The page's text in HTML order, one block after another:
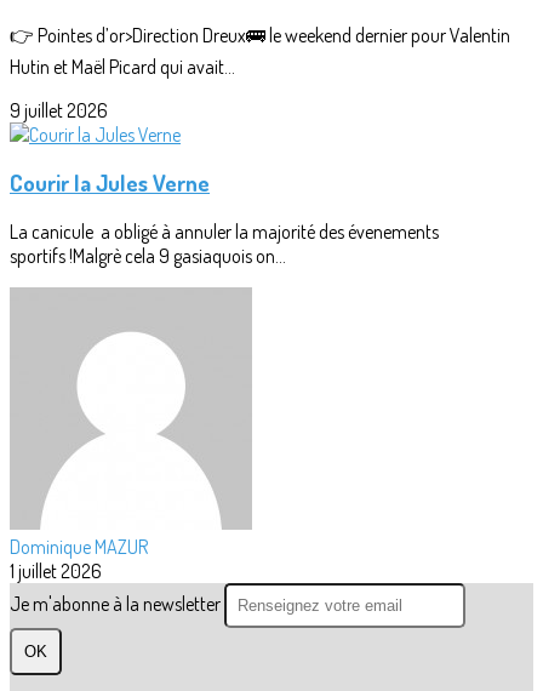
👉 Pointes d’or>Direction Dreux🚌 le weekend dernier pour Valentin
Hutin et Maël Picard qui avait...
9 juillet 2026
Courir la Jules Verne
La canicule a obligé à annuler la majorité des évenements
sportifs !Malgrè cela 9 gasiaquois on...
Dominique MAZUR
1 juillet 2026
Je m'abonne à la newsletter
OK